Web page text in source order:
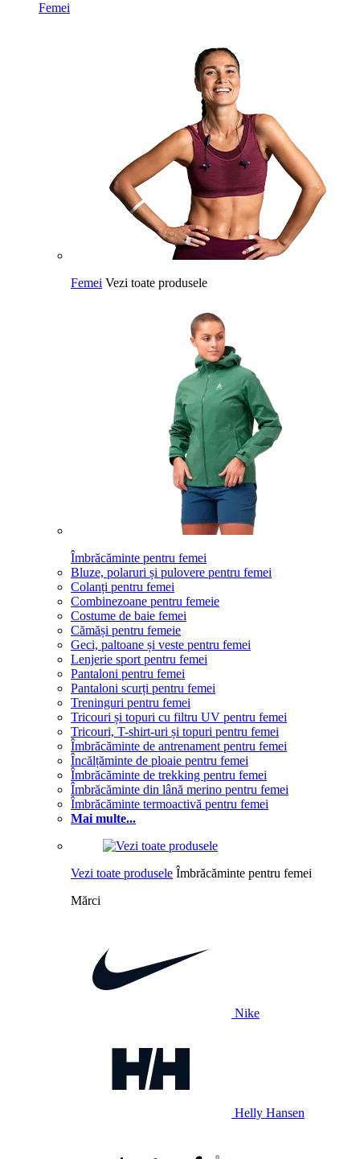
Femei
Femei Vezi toate produsele
Îmbrăcăminte pentru femei
Bluze, polaruri și pulovere pentru femei
Colanți pentru femei
Combinezoane pentru femeie
Costume de baie femei
Cămăși pentru femeie
Geci, paltoane și veste pentru femei
Lenjerie sport pentru femei
Pantaloni pentru femei
Pantaloni scurți pentru femei
Treninguri pentru femei
Tricouri și topuri cu filtru UV pentru femei
Tricouri, T-shirt-uri și topuri pentru femei
Îmbrăcăminte de antrenament pentru femei
Încălțăminte de ploaie pentru femei
Îmbrăcăminte de trekking pentru femei
Îmbrăcăminte din lână merino pentru femei
Îmbrăcăminte termoactivă pentru femei
Mai multe...
Vezi toate produsele Îmbrăcăminte pentru femei
Mărci
Nike
Helly Hansen